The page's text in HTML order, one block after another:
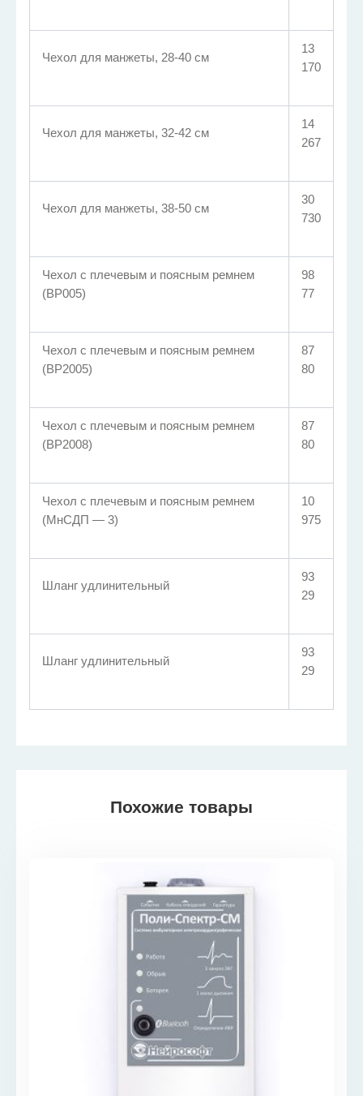
Чехол для манжеты, 28-40 см
13
170
Чехол для манжеты, 32-42 см
14
267
Чехол для манжеты, 38-50 см
30
730
Чехол с плечевым и поясным ремнем
(ВР005)
98
77
Чехол с плечевым и поясным ремнем
(ВР2005)
87
80
Чехол с плечевым и поясным ремнем
(ВР2008)
87
80
Чехол с плечевым и поясным ремнем
(МнСДП — 3)
10
975
Шланг удлинительный
93
29
Шланг удлинительный
93
29
Похожие товары